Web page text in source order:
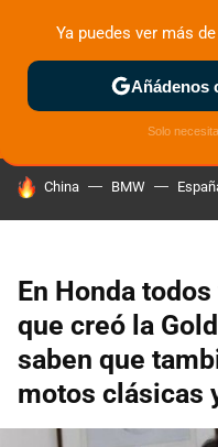
ZONA DE PRUEBAS
HOY SE HABLA DE
China BMW
En Honda
que creó la
saben que
motos clásicas
Ya puedes ver más
Añádenos
Solo